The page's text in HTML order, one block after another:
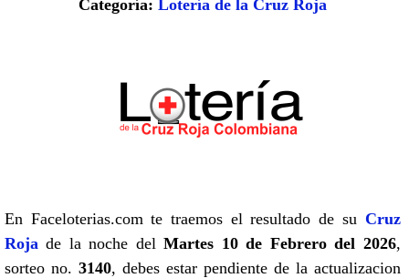
Categoría: Lotería de la Cruz Roja
En Faceloterias.com te traemos el resultado de su Cruz
Roja de la noche delMartes 10 de Febrero del 2026,
sorteo no. 3140, debes estar pendiente de la actualizacion